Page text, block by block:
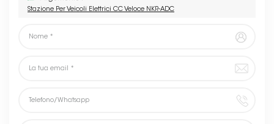
Stazione Per Veicoli Elettrici CC Veloce NKR-ADC